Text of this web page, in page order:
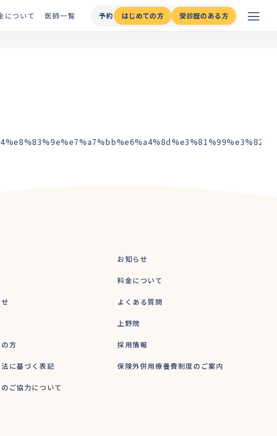
について 医師一覧 予約 はじめての方 受診歴のある方
お知らせ
料金について
よくある質問
上野院
方 採用情報
に基づく表記 保険外併用療養費制度のご案内
ご協力について